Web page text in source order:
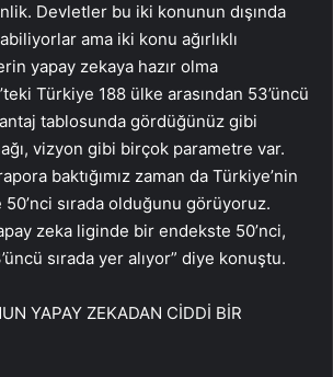
Devletler bu iki konunun dışında
ama iki konu ağırlıklı
yapay zekaya hazır olma
Türkiye 188 ülke arasından 53’üncü
tablosunda gördüğünüz gibi
vizyon gibi birçok parametre var.
baktığımız zaman da Türkiye’nin
sırada olduğunu görüyoruz.
zeka liginde bir endekste 50’nci,
sırada yer alıyor” diye konuştu.
YAPAY ZEKADAN CİDDİ BİR